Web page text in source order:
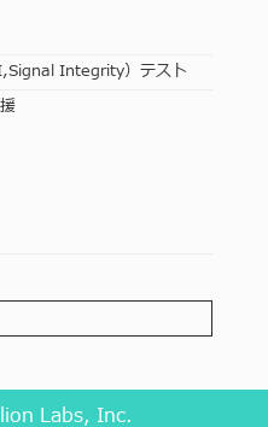
Integrity）テスト
Labs, Inc.